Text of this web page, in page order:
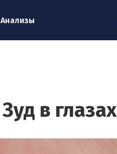
Анализы
Зуд в глазах